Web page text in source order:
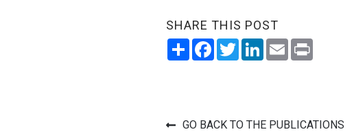
SHARE THIS POST
ShareFacebook
TwitterLinkedIn
Email
GO BACK TO THE PUBLICATIONS